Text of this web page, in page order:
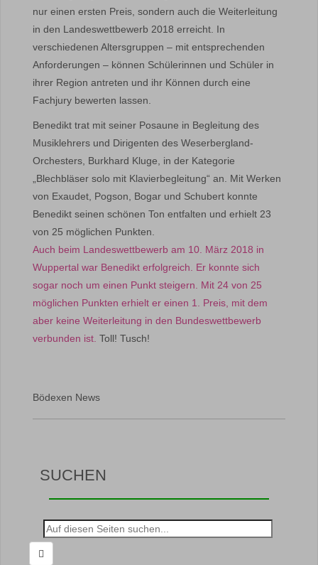
nur einen ersten Preis, sondern auch die Weiterleitung
in den Landeswettbewerb 2018 erreicht. In
verschiedenen Altersgruppen – mit entsprechenden
Anforderungen – können Schülerinnen und Schüler in
ihrer Region antreten und ihr Können durch eine
Fachjury bewerten lassen.
Benedikt trat mit seiner Posaune in Begleitung des
Musiklehrers und Dirigenten des Weserbergland-
Orchesters, Burkhard Kluge, in der Kategorie
„Blechbläser solo mit Klavierbegleitung“ an. Mit Werken
von Exaudet, Pogson, Bogar und Schubert konnte
Benedikt seinen schönen Ton entfalten und erhielt 23
von 25 möglichen Punkten.
Auch beim Landeswettbewerb am 10. März 2018 in
Wuppertal war Benedikt erfolgreich. Er konnte sich
sogar noch um einen Punkt steigern. Mit 24 von 25
möglichen Punkten erhielt er einen 1. Preis, mit dem
aber keine Weiterleitung in den Bundeswettbewerb
verbunden ist. Toll! Tusch!
Bödexen News
SUCHEN
Suche
nach: